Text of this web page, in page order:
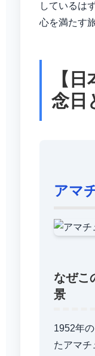
しているは
心を満たす
【
念日
アマ
なぜこ
景
1952年
たアマチ